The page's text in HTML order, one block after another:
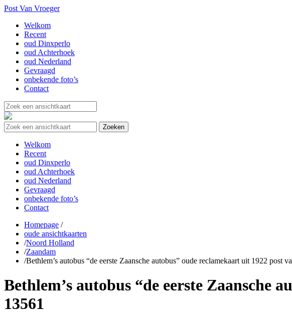
Post Van Vroeger
Welkom
Recent
oud Dinxperlo
oud Achterhoek
oud Nederland
Gevraagd
onbekende foto’s
Contact
Welkom
Recent
oud Dinxperlo
oud Achterhoek
oud Nederland
Gevraagd
onbekende foto’s
Contact
Homepage /
oude ansichtkaarten
/Noord Holland
/Zaandam
/Bethlem’s autobus “de eerste Zaansche autobus” oude reclamekaart uit 1922 post
Bethlem’s autobus “de eerste Zaansche
13561